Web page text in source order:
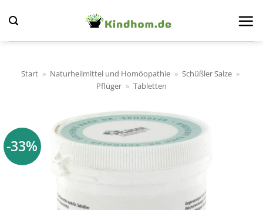
Inhalt
springen
Start » Naturheilmittel und Homöopathie » Schüßler Salze »
Pflüger » Tabletten
-33%